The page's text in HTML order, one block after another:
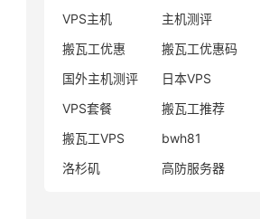
VPS主机
主机测评
搬瓦工优惠
搬瓦工优惠码
国外主机测评
日本VPS
VPS套餐
搬瓦工推荐
搬瓦工VPS
bwh81
洛杉矶
高防服务器